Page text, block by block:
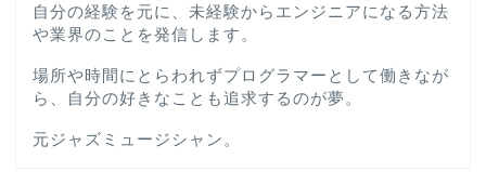
自分の経験を元に、未経験からエンジニアになる方法
や業界のことを発信します。
場所や時間にとらわれずプログラマーとして働きなが
ら、自分の好きなことも追求するのが夢。
元ジャズミュージシャン。